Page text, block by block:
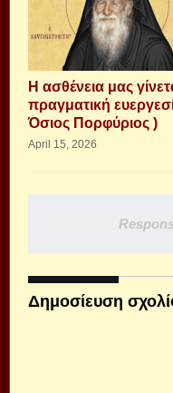
Η ασθένεια μας
πραγματική
Όσιος Πορφύριος )
April 15, 2026
Δημοσίευση